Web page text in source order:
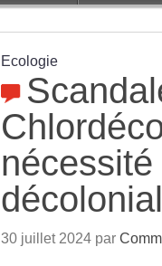
Ecologie
nécessité
30 juillet 2024 par